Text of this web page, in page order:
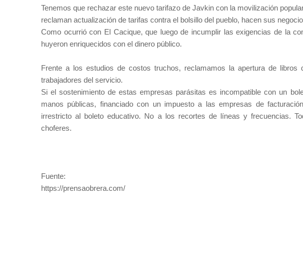
Tenemos que rechazar este nuevo tarifazo de Javkin con la movilización
reclaman actualización de tarifas contra el bolsillo del pueblo, hacen sus
Como ocurrió con El Cacique, que luego de incumplir las exigencias de la
huyeron enriquecidos con el dinero público.
Frente a los estudios de costos truchos, reclamamos la apertura de
trabajadores del servicio.
Si el sostenimiento de estas empresas parásitas es incompatible con un
manos públicas, financiado con un impuesto a las empresas de
irrestricto al boleto educativo. No a los recortes de líneas y frecuencias.
choferes.
Fuente:
https://prensaobrera.com/